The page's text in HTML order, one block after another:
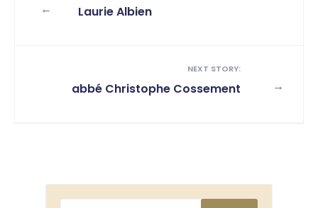
← Laurie Albien
→
NEXT STORY:
abbé Christophe Cossement